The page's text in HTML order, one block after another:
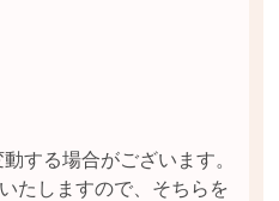
する場合がございます。
たしますので、そちらを